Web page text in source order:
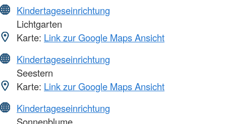
Kindertageseinrichtung
Lichtgarten
Karte: Link zur Google Maps Ansicht
Kindertageseinrichtung
Seestern
Karte: Link zur Google Maps Ansicht
Kindertageseinrichtung